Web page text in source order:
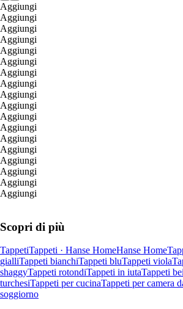
Aggiungi
Aggiungi
Aggiungi
Aggiungi
Aggiungi
Aggiungi
Aggiungi
Aggiungi
Aggiungi
Aggiungi
Aggiungi
Aggiungi
Aggiungi
Aggiungi
Aggiungi
Aggiungi
Aggiungi
Aggiungi
Scopri di più
TappetiTappeti · Hanse HomeHanse Home
gialliTappeti bianchiTappeti bluTappeti viola
shaggyTappeti rotondiTappeti in iutaTappeti
turchesiTappeti per cucinaTappeti per camera
soggiorno